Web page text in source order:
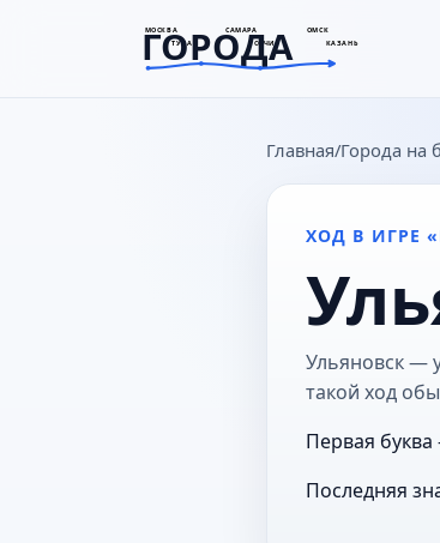
МОСКВА САМАРА ОМСК
ТУЛА СОЧИ КАЗАНЬ
ГОРОДА
goroda-na.ru
Главная Города на
ХОД В ИГРЕ
Ульяновск —
такой ход
Первая
Последняя